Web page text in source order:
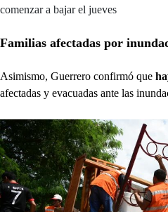
comenzar a bajar el jueves
Familias afectadas por
Asimismo, Guerrero confirmó que
afectadas y evacuadas ante las